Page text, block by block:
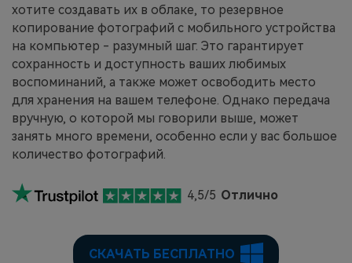
хотите создавать их в облаке, то резервное
копирование фотографий с мобильного устройства
на компьютер - разумный шаг. Это гарантирует
сохранность и доступность ваших любимых
воспоминаний, а также может освободить место
для хранения на вашем телефоне. Однако передача
вручную, о которой мы говорили выше, может
занять много времени, особенно если у вас большое
количество фотографий.
4,5/5 Отлично
СКАЧАТЬ БЕСПЛАТНО